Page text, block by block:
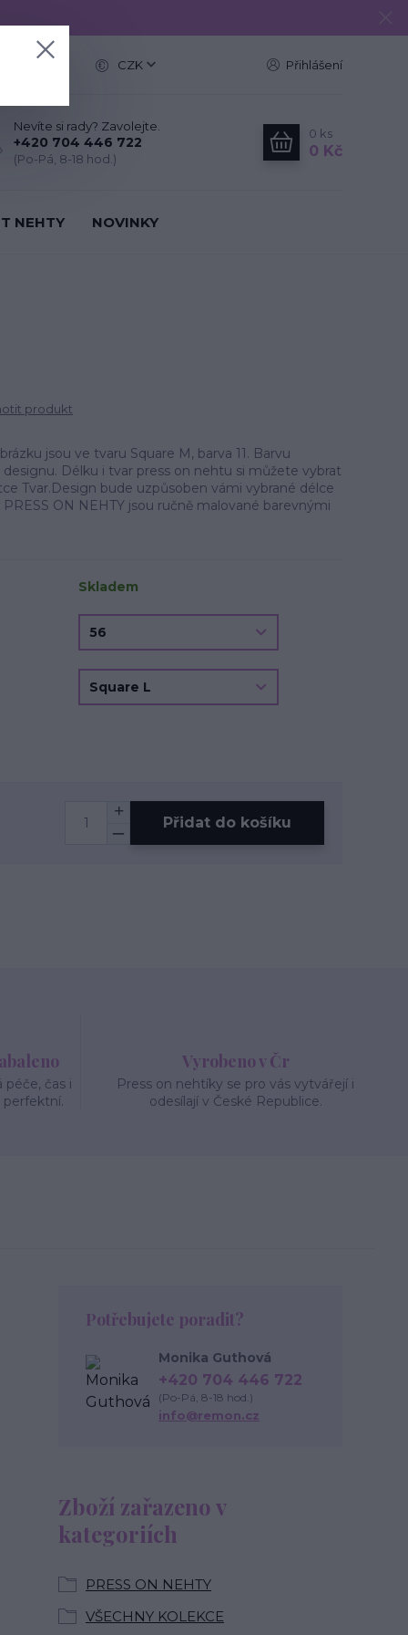
CZK Přihlášení
Nevíte si rady? Zavolejte.
+420 704 446 722
(Po-Pá, 8-18 hod.)
0 ks
0 Kč
NEHTY NOVINKY
produkt
jsou ve tvaru Square M, barva 11. Barvu
Délku i tvar press on nehtu si můžete vybrat
Tvar.Design bude uzpůsoben vámi vybrané délce
ON NEHTY jsou ručně malované barevnými
Skladem
Přidat do košíku
péče, čas i
perfektní.
Vyrobeno v Čr
Press on nehtíky se pro vás vytvářejí i
odesílají v České Republice.
Zboží zařazeno v
kategoriích
PRESS ON NEHTY
VŠECHNY KOLEKCE
Potřebujete poradit?
Monika Guthová
+420 704 446 722
(Po-Pá, 8-18 hod.)
info@remon.cz